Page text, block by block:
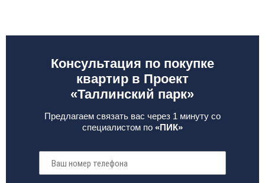
Консультация по покупке
квартир в Проект
«Таллинский парк»
Предлагаем связать вас через 1 минуту со
специалистом по «ПИК»